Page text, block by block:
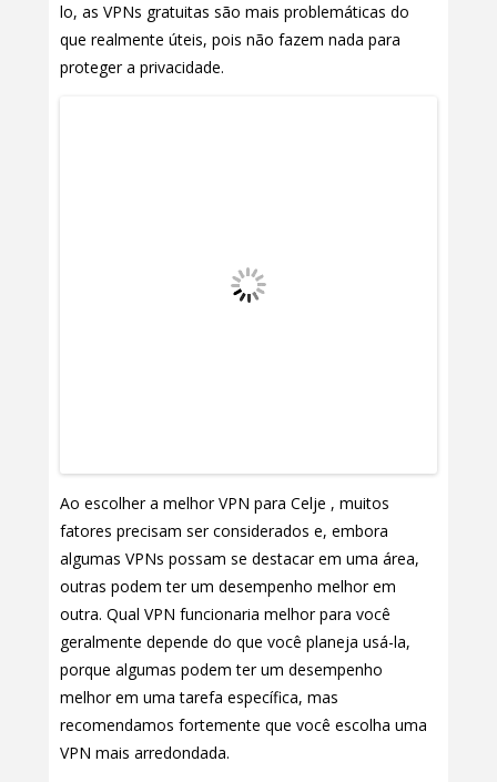
lo, as VPNs gratuitas são mais problemáticas do
que realmente úteis, pois não fazem nada para
proteger a privacidade.
Ao escolher a melhor VPN para Celje , muitos
fatores precisam ser considerados e, embora
algumas VPNs possam se destacar em uma área,
outras podem ter um desempenho melhor em
outra. Qual VPN funcionaria melhor para você
geralmente depende do que você planeja usá-la,
porque algumas podem ter um desempenho
melhor em uma tarefa específica, mas
recomendamos fortemente que você escolha uma
VPN mais arredondada.